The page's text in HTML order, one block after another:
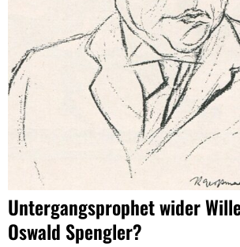
Untergangsprophet wider
Oswald Spengler?